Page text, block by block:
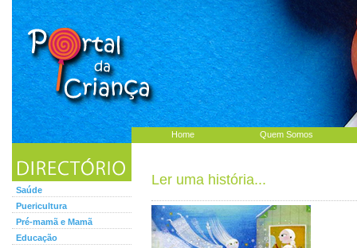
Home Quem Somos
Saúde
Puericultura
Pré-mamã e Mamã
Educação
Ler uma história...